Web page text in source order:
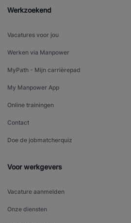
Werkzoekend
Vacatures voor jou
Werken via Manpower
MyPath - Mijn carrièrepad
My Manpower App
Online trainingen
Contact
Doe de jobmatcherquiz
Voor werkgevers
Vacature aanmelden
Onze diensten